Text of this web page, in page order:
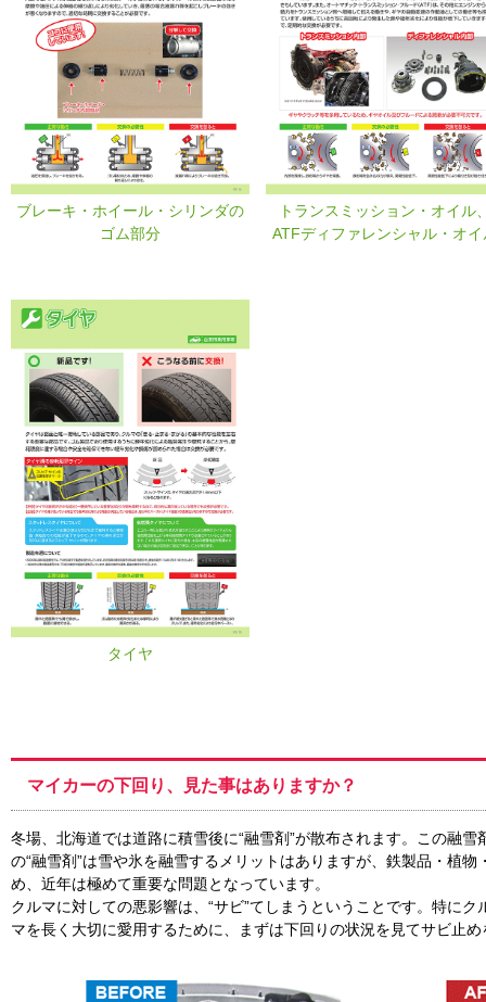
ブレーキ・ホイール・シリンダの
ゴム部分
トランスミッション・オイル
ATFディファレンシャル・オイ
タイヤ
マイカーの下回り、見た事はありますか？
冬場、北海道では道路に積雪後に“融雪剤”が散布されます。この融
の“融雪剤”は雪や氷を融雪するメリットはありますが、鉄製品・植
め、近年は極めて重要な問題となっています。
クルマに対しての悪影響は、“サビ”てしまうということです。特に
マを長く大切に愛用するために、まずは下回りの状況を見てサビ止